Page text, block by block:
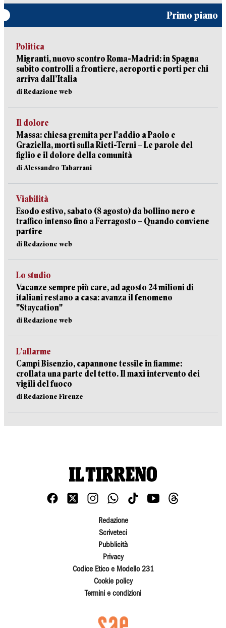
Primo piano
Politica
Migranti, nuovo scontro Roma-Madrid: in Spagna
subito controlli a frontiere, aeroporti e porti per chi
arriva dall’Italia
di Redazione web
Il dolore
Massa: chiesa gremita per l'addio a Paolo e
Graziella, morti sulla Rieti-Terni – Le parole del
figlio e il dolore della comunità
di Alessandro Tabarrani
Viabilità
Esodo estivo, sabato (8 agosto) da bollino nero e
traffico intenso fino a Ferragosto – Quando conviene
partire
di Redazione web
Lo studio
Vacanze sempre più care, ad agosto 24 milioni di
italiani restano a casa: avanza il fenomeno
"Staycation"
di Redazione web
L’allarme
Campi Bisenzio, capannone tessile in fiamme:
crollata una parte del tetto. Il maxi intervento dei
vigili del fuoco
di Redazione Firenze
Redazione
Scriveteci
Pubblicità
Privacy
Codice Etico e Modello 231
Cookie policy
Termini e condizioni